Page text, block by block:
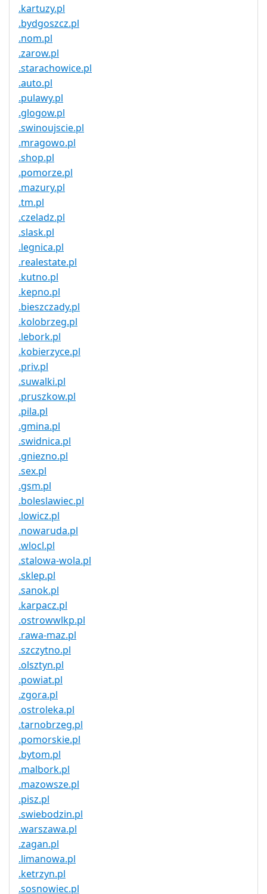
.kartuzy.pl
.bydgoszcz.pl
.nom.pl
.zarow.pl
.starachowice.pl
.auto.pl
.pulawy.pl
.glogow.pl
.swinoujscie.pl
.mragowo.pl
.shop.pl
.pomorze.pl
.mazury.pl
.tm.pl
.czeladz.pl
.slask.pl
.legnica.pl
.realestate.pl
.kutno.pl
.kepno.pl
.bieszczady.pl
.kolobrzeg.pl
.lebork.pl
.kobierzyce.pl
.priv.pl
.suwalki.pl
.pruszkow.pl
.pila.pl
.gmina.pl
.swidnica.pl
.gniezno.pl
.sex.pl
.gsm.pl
.boleslawiec.pl
.lowicz.pl
.nowaruda.pl
.wlocl.pl
.stalowa-wola.pl
.sklep.pl
.sanok.pl
.karpacz.pl
.ostrowwlkp.pl
.rawa-maz.pl
.szczytno.pl
.olsztyn.pl
.powiat.pl
.zgora.pl
.ostroleka.pl
.tarnobrzeg.pl
.pomorskie.pl
.bytom.pl
.malbork.pl
.mazowsze.pl
.pisz.pl
.swiebodzin.pl
.warszawa.pl
.zagan.pl
.limanowa.pl
.ketrzyn.pl
.sosnowiec.pl